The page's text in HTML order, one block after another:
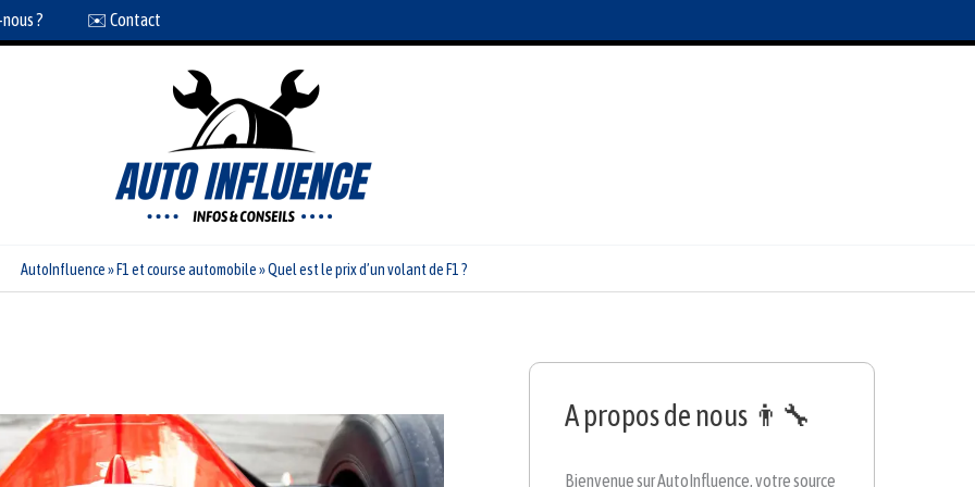
? ✉️ Contact
AutoInfluence» F1 et course automobile»Quel est le prix d’un volant de F1 ?
A propos de nous 👨‍🔧
Bienvenue sur AutoInfluence, votre source